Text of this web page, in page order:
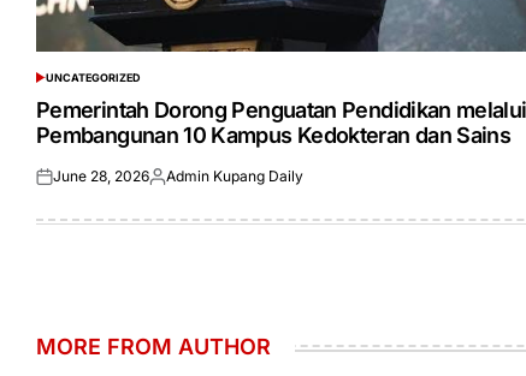
POSTED
IN
UNCATEGORIZED
Pemerintah Dorong Penguatan Pendidikan melalui
Pembangunan 10 Kampus Kedokteran dan Sains
Posted
June 28, 2026Posted
Admin Kupang Daily
MORE FROM AUTHOR